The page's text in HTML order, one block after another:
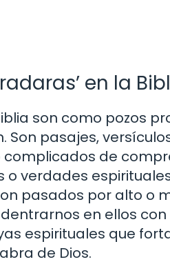
en la
son como pozos
Son pasajes,
de
o verdades
pasados por alto o
en ellos
espirituales que
de Dios.